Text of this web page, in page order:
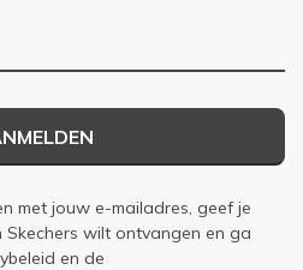
met jouw e-mailadres, geef je
wilt ontvangen en ga
en de